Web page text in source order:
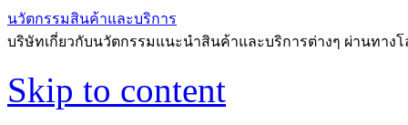
นวัตกรรมสินค้าและบริการ
บริษัทเกี่ยวกับนวัตกรรมแนะนำสินค้าและบริการต่างๆ ผ่านทาง
Skip to content